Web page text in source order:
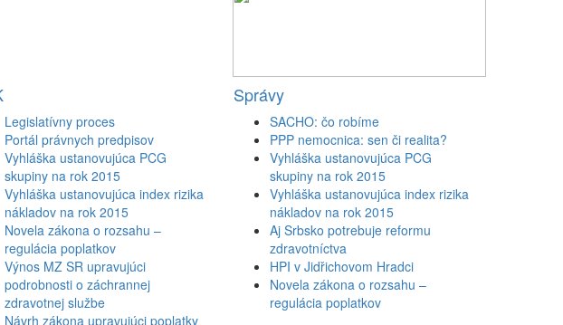
Legislatívny proces
Portál právnych predpisov
Vyhláška ustanovujúca PCG
skupiny na rok 2015
Vyhláška ustanovujúca index rizika
nákladov na rok 2015
Novela zákona o rozsahu –
regulácia poplatkov
Výnos MZ SR upravujúci
podrobnosti o záchrannej
zdravotnej službe
Návrh zákona upravujúci poplatky
Správy
SACHO: čo robíme
PPP nemocnica: sen či realita?
Vyhláška ustanovujúca PCG
skupiny na rok 2015
Vyhláška ustanovujúca index rizika
nákladov na rok 2015
Aj Srbsko potrebuje reformu
zdravotníctva
HPI v Jidřichovom Hradci
Novela zákona o rozsahu –
regulácia poplatkov